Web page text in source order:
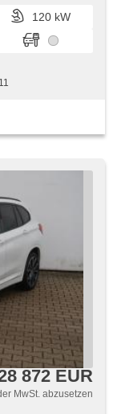
120 kW
872 EUR
MwSt. abzusetzen